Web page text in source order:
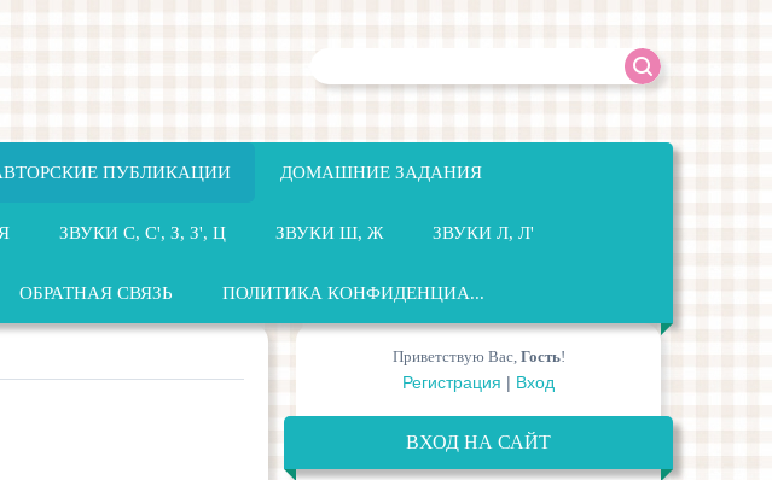
ПУБЛИКАЦИИ ДОМАШНИЕ ЗАДАНИЯ
ЗВУКИ С, С', З, З', Ц ЗВУКИ Ш, Ж ЗВУКИ Л, Л'
ОБРАТНАЯ СВЯЗЬ ПОЛИТИКА КОНФИДЕНЦИА...
Приветствую Вас, Гость!
Регистрация | Вход
ВХОД НА САЙТ